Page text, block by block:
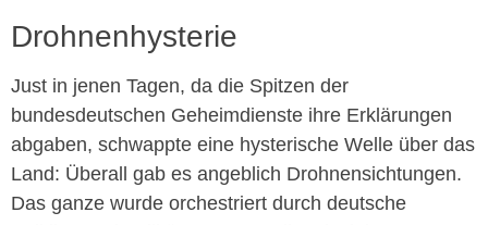
Drohnenhysterie
Just in jenen Tagen, da die Spitzen der
bundesdeutschen Geheimdienste ihre Erklärungen
abgaben, schwappte eine hysterische Welle über das
Land: Überall gab es angeblich Drohnensichtungen.
Das ganze wurde orchestriert durch deutsche